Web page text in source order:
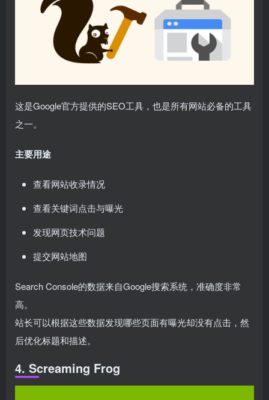
这是Google官方提供的SEO工具，也是所有网站必备的工具
之一。
主要用途
查看网站收录情况
查看关键词点击与曝光
发现网页技术问题
提交网站地图
Search Console的数据来自Google搜索系统，准确度非常
高。
站长可以根据这些数据发现哪些页面有曝光却没有点击，然
后优化标题和描述。
4. Screaming Frog